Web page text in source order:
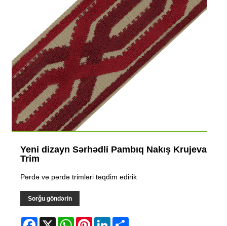
Yeni dizayn Sərhədli Pambıq Nakış Krujeva
Trim
Pərdə və pərdə trimləri təqdim edirik
Sorğu göndərin
Facebook
X WhatsAppPinterestLinkedIn